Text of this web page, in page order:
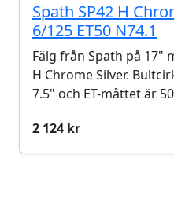
Spath SP42 H
6/125 ET50 N74.1
Fälg från Spath på 17"
H Chrome Silver.
7.5" och ET-måttet är
2 124 kr